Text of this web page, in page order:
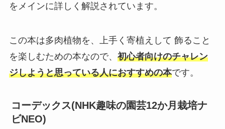
をメインに詳しく解説されています。
この本は多肉植物を、上手く寄植えして 飾ること
を楽しむための本なので、 初心者向けのチャレン
ジしようと思っている人におすすめの本です。
コーデックス(NHK趣味の園芸12か月栽培ナ
ビNEO)